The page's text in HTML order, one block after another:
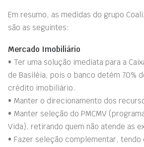
Em resumo, as medidas do grupo
são as seguintes:
Mercado Imobiliário
• Ter uma solução imediata para a
de Basiléia, pois o banco detém 70%
crédito imobiliário.
• Manter o direcionamento dos
• Manter seleção do PMCMV
Vida), retirando quem não atende as
• Fazer seleção complementar,